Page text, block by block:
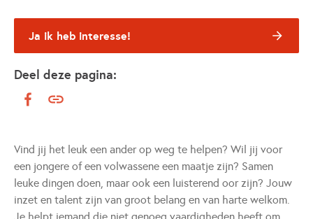
Ja ik heb interesse!
Deel deze pagina:
Vind jij het leuk een ander op weg te helpen? Wil jij voor
een jongere of een volwassene een maatje zijn? Samen
leuke dingen doen, maar ook een luisterend oor zijn? Jouw
inzet en talent zijn van groot belang en van harte welkom.